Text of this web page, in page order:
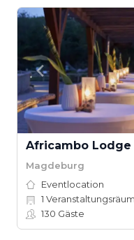
Africambo
Magdeburg
Eventlocation
1
130 Gäste